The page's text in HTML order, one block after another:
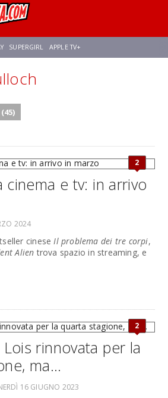
SUPERGIRL APPLE TV+
STAR TREK
2
cinema e tv: in arrivo
2024
cineseIl problema dei tre corpi,
Alien trova spazio in streaming, e
2
rinnovata per la
ma…
16 GIUGNO 2023